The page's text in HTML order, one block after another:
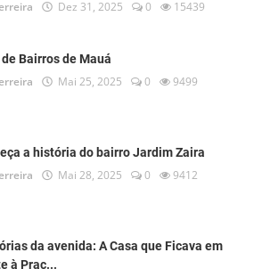
Dez 31, 2025 0 15439
Bairros de Mauá
Mai 25, 2025 0 9499
a história do bairro Jardim Zaira
Mai 28, 2025 0 9412
da avenida: A Casa que Ficava em
à Praç...